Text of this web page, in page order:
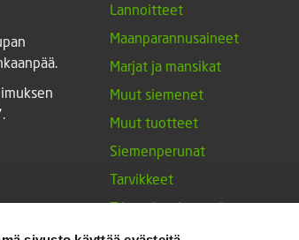
Lannoitteet
Maanparannusaineet
Marjat ja mansikat
Muut siemenet
Muut tuotteet
Siemenperunat
Tarvikkeet
Triumph-tulppaanit
Vihannesten siemenet